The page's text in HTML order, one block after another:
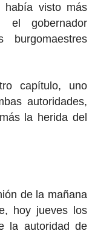
había visto más
el gobernador
capítulo, uno
autoridades,
la herida del
de la mañana
hoy jueves los
la autoridad de